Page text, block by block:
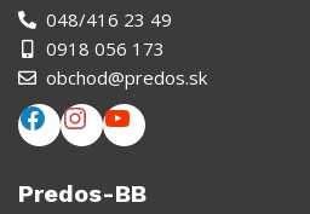
048/416 23 49
0918 056 173
obchod@predos.sk
Predos-BB